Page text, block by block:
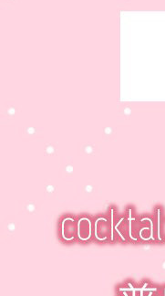
ブラ
【1ヶ月/乱視用】 トリカ
ン、乱視カラコン、格安乱
視カラコン、遠視用カラ
ト、格安乱視用カラコン
【1ヶ月/乱視用】 トリカ
ン、乱視カラコン、格安乱
視カラコン、遠視用カラ
【1ヶ月/乱視用】 トリカ
ン、乱視カラコン、格安乱
視カラコン、遠視用カラ
【1ヶ月/乱視用】 トリカ